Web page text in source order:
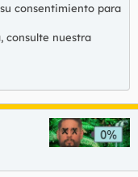
consentimiento para
consulte nuestra